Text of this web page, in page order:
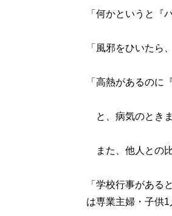
「何かというと『
「風邪をひいたら
「高熱があるのに
と、病気のとき
また、他人との
「学校行事がある
は専業主婦・子供1